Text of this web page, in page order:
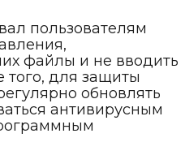
пользователям
файлы и не вводить
для защиты
обновлять
антивирусным